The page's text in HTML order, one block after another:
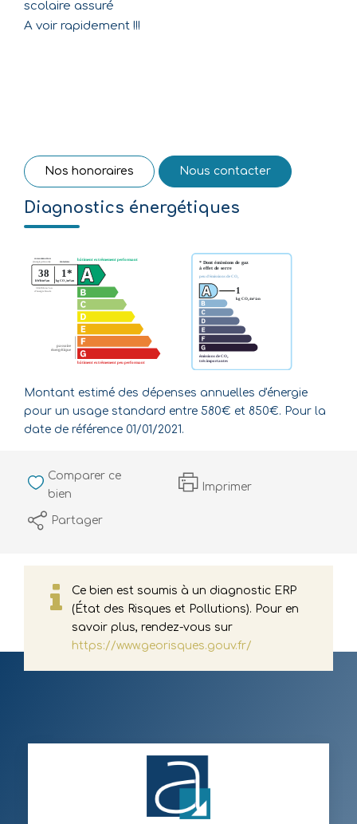
scolaire assuré
A voir rapidement !!!
Nos honoraires Nous contacter
Diagnostics énergétiques
Montant estimé des dépenses annuelles d'énergie
pour un usage standard entre 580€ et 850€. Pour la
date de référence 01/01/2021.
Comparer ce
bien
Imprimer
Partager
Ce bien est soumis à un diagnostic ERP
(État des Risques et Pollutions). Pour en
savoir plus, rendez-vous sur
https://www.georisques.gouv.fr/